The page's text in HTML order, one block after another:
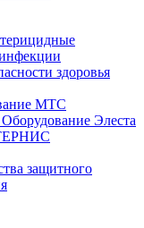
здоровья
МТС
Оборудование Элеста
защитного